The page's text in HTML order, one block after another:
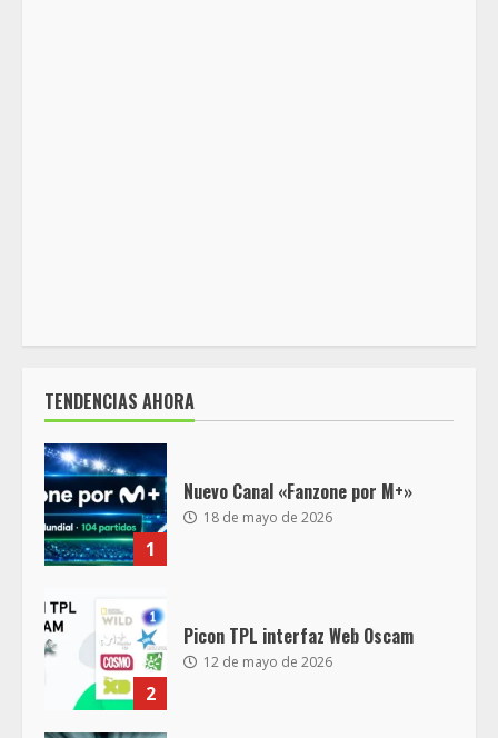
TENDENCIAS AHORA
1
Nuevo Canal «Fanzone por M+»
18 de mayo de 2026
2
Picon TPL interfaz Web Oscam
12 de mayo de 2026